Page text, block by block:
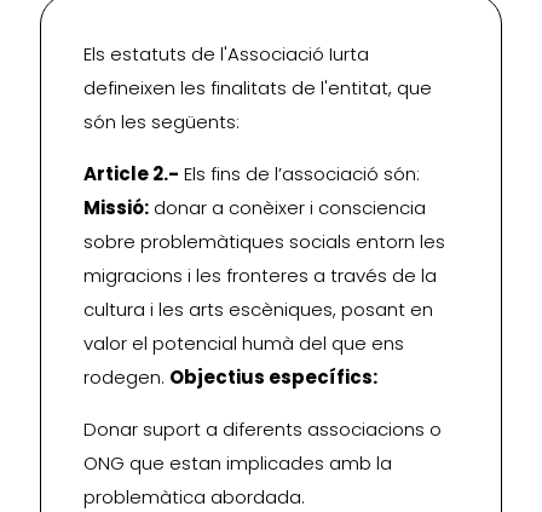
Els estatuts de l'Associació Iurta
defineixen les finalitats de l'entitat, que
són les següents:
Article 2.- Els fins de l’associació són:
Missió: donar a conèixer i consciencia
sobre problemàtiques socials entorn les
migracions i les fronteres a través de la
cultura i les arts escèniques, posant en
valor el potencial humà del que ens
rodegen. Objectius específics:
Donar suport a diferents associacions o
ONG que estan implicades amb la
problemàtica abordada.